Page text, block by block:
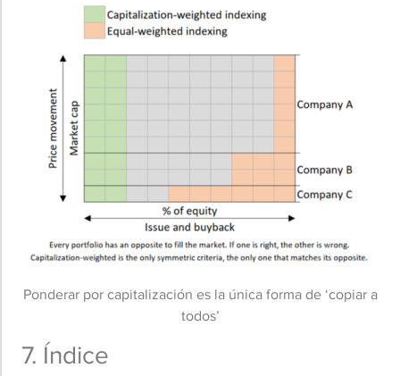
Ponderar por capitalización es la única forma de ‘copiar a
todos’
7. Índice